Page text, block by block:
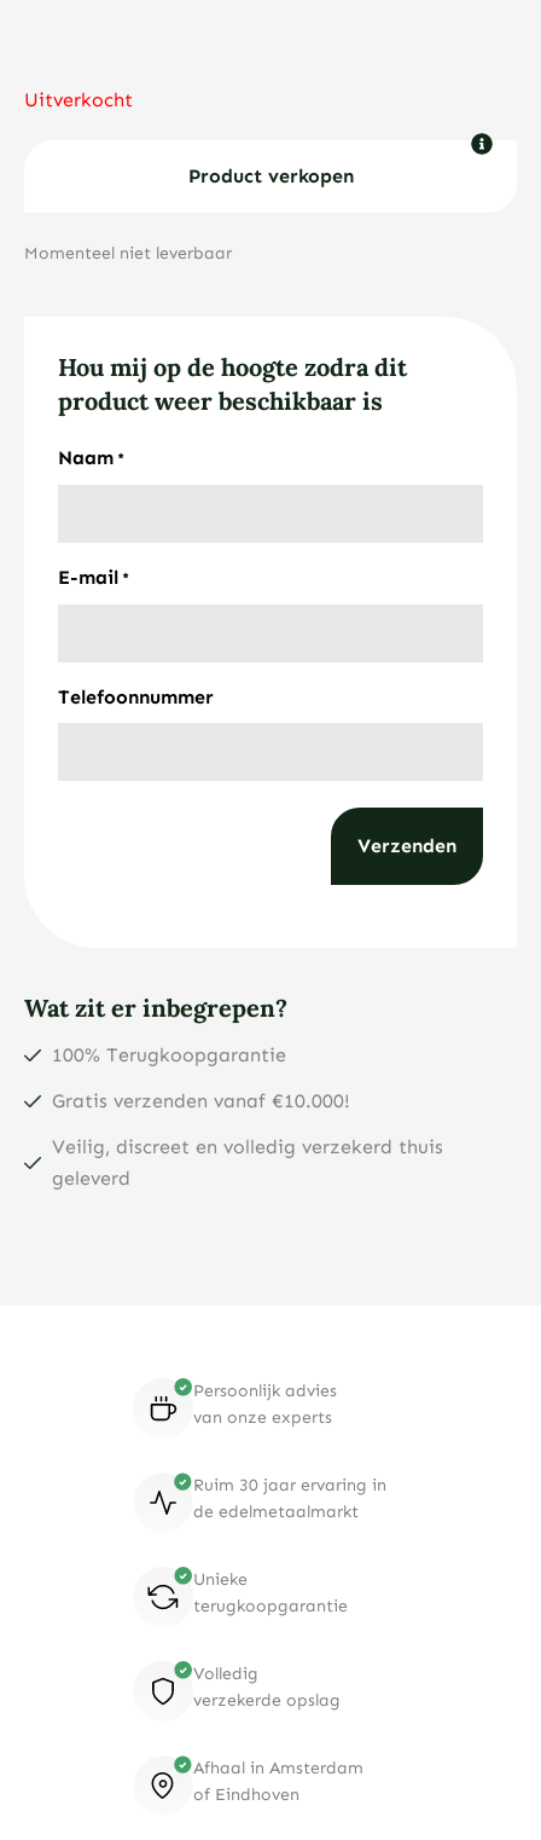
Uitverkocht
Product verkopen
Momenteel niet leverbaar
Hou mij op de hoogte zodra dit
product weer beschikbaar is
Naam *
E-mail *
Telefoonnummer
Wat zit er inbegrepen?
100% Terugkoopgarantie
Gratis verzenden vanaf €10.000!
Veilig, discreet en volledig verzekerd thuis
geleverd
Persoonlijk advies
van onze experts
Ruim 30 jaar ervaring in
de edelmetaalmarkt
Unieke
terugkoopgarantie
Volledig
verzekerde opslag
Afhaal in Amsterdam
of Eindhoven